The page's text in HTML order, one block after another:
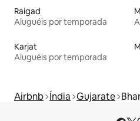
Raigad
Aluguéis por temporada
Karjat
Aluguéis por temporada
Airbnb Índia Gujarate